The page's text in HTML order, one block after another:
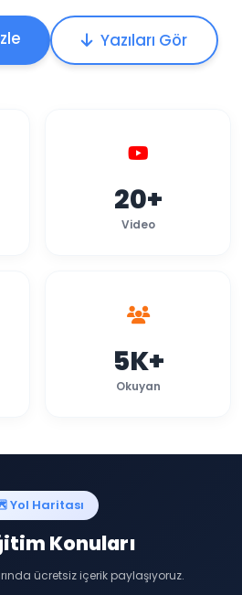
Yazıları Gör
20+
Video
5K+
Okuyan
Yol Haritası
Konuları
ücretsiz içerik paylaşıyoruz.